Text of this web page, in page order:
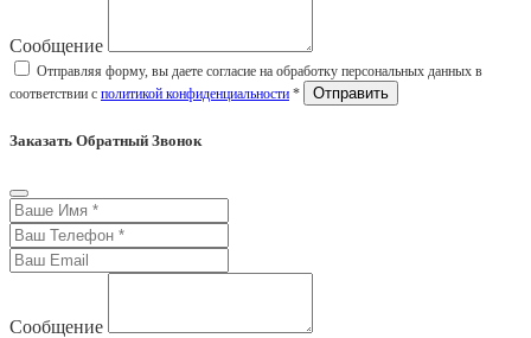
Сообщение
Отправляя форму, вы даете согласие на обработку персональных данных в
соответствии с политикой конфиденциальности *
Заказать Обратный Звонок
Сообщение